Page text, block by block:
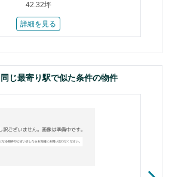
42.32坪
詳細を見る
じ最寄り駅で似た条件の物件